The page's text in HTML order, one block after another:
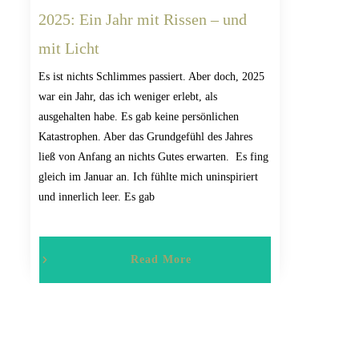
2025: Ein Jahr mit Rissen – und
mit Licht
Es ist nichts Schlimmes passiert. Aber doch, 2025
war ein Jahr, das ich weniger erlebt, als
ausgehalten habe. Es gab keine persönlichen
Katastrophen. Aber das Grundgefühl des Jahres
ließ von Anfang an nichts Gutes erwarten. Es fing
gleich im Januar an. Ich fühlte mich uninspiriert
und innerlich leer. Es gab
Read More